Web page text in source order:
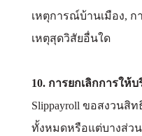
เหตุการณ์บ้านเมือง,
เหตุสุดวิสัยอื่นใด
10. การยกเลิกการให้บ
Slippayroll ขอสงวนสิ
ทั้งหมดหรือแต่บางส่ว